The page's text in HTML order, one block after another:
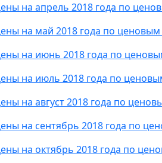
на апрель 2018 года по
на май 2018 года по
на июнь 2018 года по
на июль 2018 года по
на август 2018 года по
на сентябрь 2018 года по
на октябрь 2018 года по